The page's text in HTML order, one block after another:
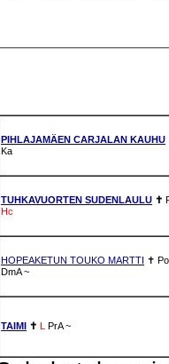
PIHLAJAMÄEN CARJALAN KAUHU
Ka
TUHKAVUORTEN SUDENLAULU ✝
Hc
HOPEAKETUN TOUKO MARTTI ✝
DmA ~
TAIMI ✝ L PrA ~